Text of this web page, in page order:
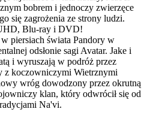
bobrem i jednoczy zwierzęce
się zagrożenia ze strony ludzi.
Blu-ray i DVD!
piersiach świata Pandory w
odsłonie sagi Avatar. Jake i
i wyruszają w podróż przez
z koczowniczymi Wietrznymi
wróg dowodzony przez okrutną
klan, który odwrócił się od
Na'vi.